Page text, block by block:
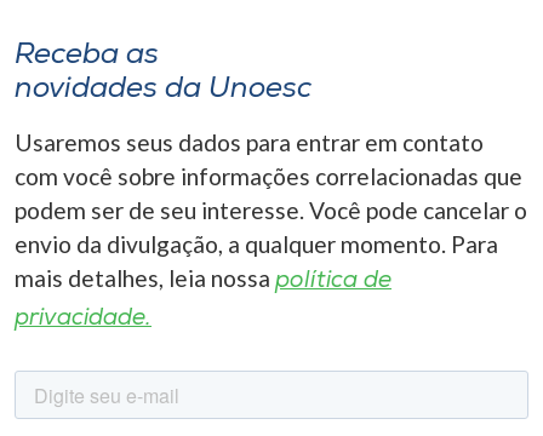
Receba as
novidades da Unoesc
Usaremos seus dados para entrar em contato
com você sobre informações correlacionadas que
podem ser de seu interesse. Você pode cancelar o
envio da divulgação, a qualquer momento. Para
mais detalhes, leia nossa política de
privacidade.